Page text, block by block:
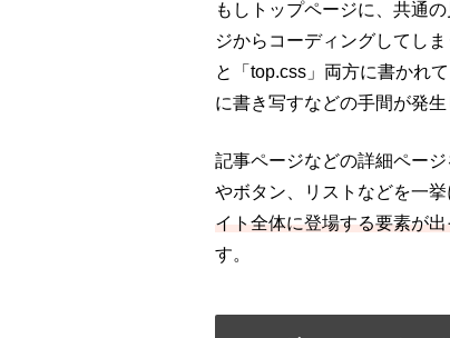
もしトップページに、共通
ジからコーディングしてし
と「top.css」両方に書かれ
に書き写すなどの手間が発
記事ページなどの詳細ペー
やボタン、リストなどを一挙
イト全体に登場する要素が
す。